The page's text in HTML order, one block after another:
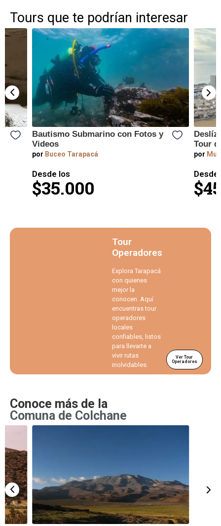
Tours que te podrían interesar
Bautismo Submarino con Fotos y
Videos
por Buceo Tarapacá
Desde los
$35.000
Tour
por
Desde
Tour
Operadores
Explora Tarapacá
con quienes
mejor la
conocen. Aquí
encuentras tour
operadores
locales
confiables, listos
para llevarte a
vivir rutas
inolvidables.
Ver Tour
Operadores
Conoce más de la
Comuna de Colchane